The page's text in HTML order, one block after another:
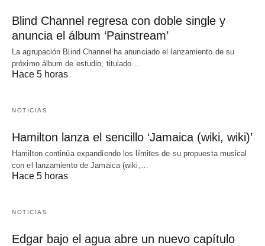
Blind Channel regresa con doble single y
anuncia el álbum ‘Painstream’
La agrupación Blind Channel ha anunciado el lanzamiento de su
próximo álbum de estudio, titulado…
Hace 5 horas
NOTICIAS
Hamilton lanza el sencillo ‘Jamaica (wiki, wiki)’
Hamilton continúa expandiendo los límites de su propuesta musical
con el lanzamiento de Jamaica (wiki,…
Hace 5 horas
NOTICIAS
Edgar bajo el agua abre un nuevo capítulo